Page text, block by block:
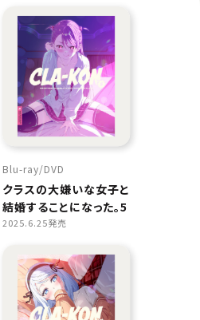
Blu-ray DVD
クラスの大嫌いな女子と
結婚することになった。5
2025.6.25発売